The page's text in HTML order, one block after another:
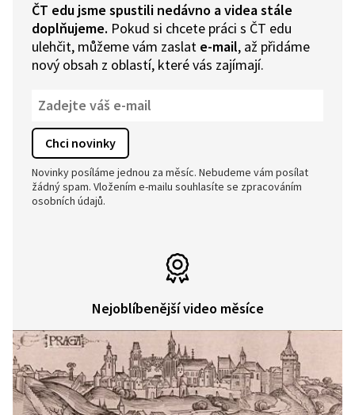
ČT edu jsme spustili nedávno a videa stále
doplňujeme. Pokud si chcete práci s ČT edu
ulehčit, můžeme vám zaslat e-mail, až přidáme
nový obsah z oblastí, které vás zajímají.
Novinky posíláme jednou za měsíc. Nebudeme vám posílat
žádný spam. Vložením e-mailu souhlasíte se zpracováním
osobních údajů.
Nejoblíbenější video měsíce